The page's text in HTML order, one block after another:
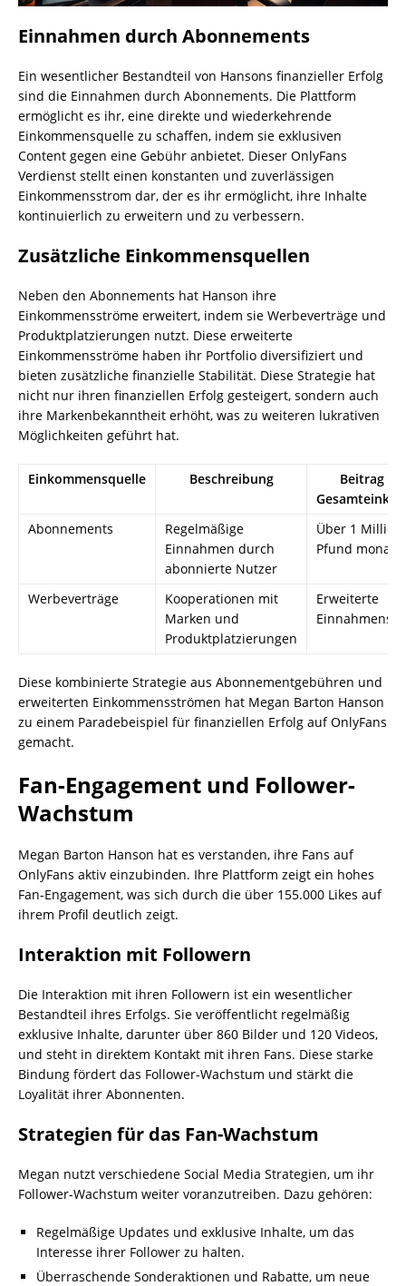
Einnahmen durch Abonnements
Ein wesentlicher Bestandteil von Hansons finanzieller Erfolg
sind die Einnahmen durch Abonnements. Die Plattform
ermöglicht es ihr, eine direkte und wiederkehrende
Einkommensquelle zu schaffen, indem sie exklusiven
Content gegen eine Gebühr anbietet. Dieser OnlyFans
Verdienst stellt einen konstanten und zuverlässigen
Einkommensstrom dar, der es ihr ermöglicht, ihre Inhalte
kontinuierlich zu erweitern und zu verbessern.
Zusätzliche Einkommensquellen
Neben den Abonnements hat Hanson ihre
Einkommensströme erweitert, indem sie Werbeverträge und
Produktplatzierungen nutzt. Diese erweiterte
Einkommensströme haben ihr Portfolio diversifiziert und
bieten zusätzliche finanzielle Stabilität. Diese Strategie hat
nicht nur ihren finanziellen Erfolg gesteigert, sondern auch
ihre Markenbekanntheit erhöht, was zu weiteren lukrativen
Möglichkeiten geführt hat.
Einkommensquelle Beschreibung
Beitrag
Abonnements
Regelmäßige
Einnahmen durch
abonnierte Nutzer
Über 1 Million
Pfund
Werbeverträge
Kooperationen mit
Marken und
Produktplatzierungen
Erweiterte
Diese kombinierte Strategie aus Abonnementgebühren und
erweiterten Einkommensströmen hat Megan Barton Hanson
zu einem Paradebeispiel für finanziellen Erfolg auf OnlyFans
gemacht.
Fan-Engagement und Follower-
Wachstum
Megan Barton Hanson hat es verstanden, ihre Fans auf
OnlyFans aktiv einzubinden. Ihre Plattform zeigt ein hohes
Fan-Engagement, was sich durch die über 155.000 Likes auf
ihrem Profil deutlich zeigt.
Interaktion mit Followern
Die Interaktion mit ihren Followern ist ein wesentlicher
Bestandteil ihres Erfolgs. Sie veröffentlicht regelmäßig
exklusive Inhalte, darunter über 860 Bilder und 120 Videos,
und steht in direktem Kontakt mit ihren Fans. Diese starke
Bindung fördert das Follower-Wachstum und stärkt die
Loyalität ihrer Abonnenten.
Strategien für das Fan-Wachstum
Megan nutzt verschiedene Social Media Strategien, um ihr
Follower-Wachstum weiter voranzutreiben. Dazu gehören:
Regelmäßige Updates und exklusive Inhalte, um das
Interesse ihrer Follower zu halten.
Überraschende Sonderaktionen und Rabatte, um neue